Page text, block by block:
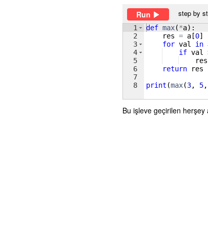
Run
step by
1
2
3
4
5
6
7
8
def max(*a) :
res = a [0]
for val in
if val
res
return
res
print (max(3, 5,
Bu işleve geçirilen herşey